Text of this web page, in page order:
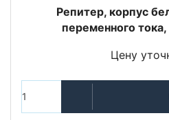
Репитер, корпус
переменного
Цену